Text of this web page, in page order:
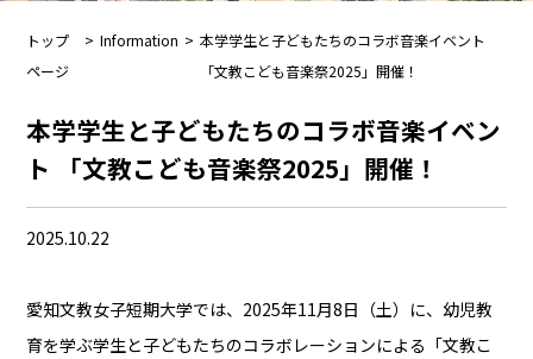
トップ
ページ
> Information > 本学学生と子どもたちのコラボ音楽イベント
「文教こども音楽祭2025」開催！
本学学生と子どもたちのコラボ音楽イベン
ト 「文教こども音楽祭2025」開催！
2025.10.22
愛知文教女子短期大学では、2025年11月8日（土）に、幼児教
育を学ぶ学生と子どもたちのコラボレーションによる「文教こ